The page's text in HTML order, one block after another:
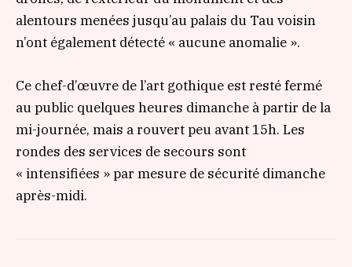
alentours menées jusqu’au palais du Tau voisin
n’ont également détecté « aucune anomalie ».
Ce chef-d’œuvre de l’art gothique est resté fermé
au public quelques heures dimanche à partir de la
mi-journée, mais a rouvert peu avant 15h. Les
rondes des services de secours sont
« intensifiées »par mesure de sécurité dimanche
après-midi.